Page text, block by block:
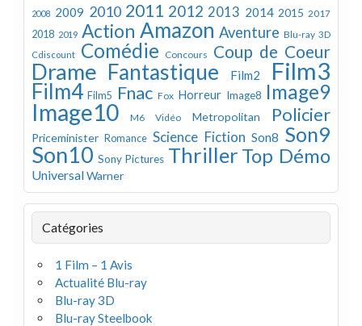
2008 2009 2010 2011 2012 2013 2014 2015 2017
2018 2019 Action Amazon Aventure Blu-ray 3D
Cdiscount Comédie Concours Coup de Coeur
Drame Fantastique Film2 Film3
Film4 Film5 Fnac Fox Horreur Image8 Image9
Image10 M6 Vidéo Metropolitan Policier
Priceminister Romance Science Fiction Son8 Son9
Son10 Sony Pictures Thriller Top Démo
UniversalWarner
Catégories
1 Film – 1 Avis
Actualité Blu-ray
Blu-ray 3D
Blu-ray Steelbook